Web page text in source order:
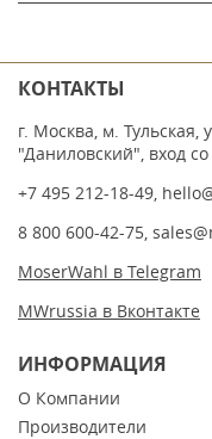
КОНТАКТЫ
г. Москва, м. Тульская,
"Даниловский", вход
+7 495 212-18-49,
8 800 600-42-75,
MoserWahl в Telegram
MWrussia в Вконтакте
ИНФОРМАЦИЯ
О Компании
Производители